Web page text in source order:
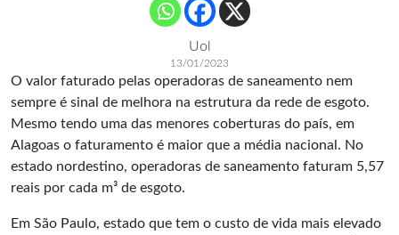
Uol
13/01/2023
O valor faturado pelas operadoras de saneamento nem
sempre é sinal de melhora na estrutura da rede de esgoto.
Mesmo tendo uma das menores coberturas do país, em
Alagoas o faturamento é maior que a média nacional. No
estado nordestino, operadoras de saneamento faturam 5,57
reais por cada m³ de esgoto.
Em São Paulo, estado que tem o custo de vida mais elevado